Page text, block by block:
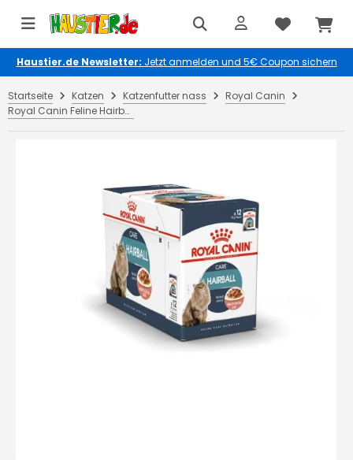
Haustier.de Newsletter: Jetzt anmelden und 5€ Coupon sichern
Startseite Katzen Katzenfutter nass
Royal Canin
Royal Canin Feline Hairball Care in Soße P.B. Multipack 12x85g